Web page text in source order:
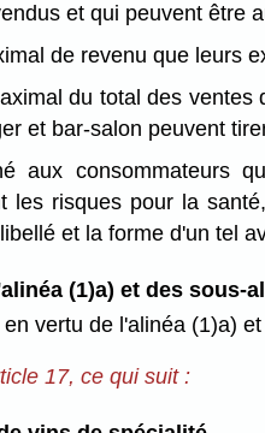
et qui peuvent être
de revenu que leurs
du total des
et bar-salon peuvent
aux consommateurs
les risques pour la
et la forme d'un tel
(1)a) et des sous-
vertu de l'alinéa (1)a)
17, ce qui suit :